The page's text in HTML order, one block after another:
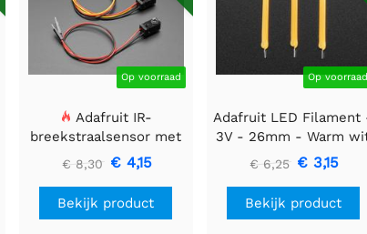
Op voorraad
Adafruit IR-
breekstraalsensor met
premium draadheader
header einden - 5 mm
LED's
€ 8,30 € 4,15
Bekijk product
Op
Adafruit LED Filament
3V - 26mm - Warm
- 3 stuks
€ 6,25 € 3,15
Bekijk product